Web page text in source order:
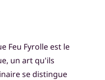
Feu Fyrolle est le
un art qu'ils
se distingue